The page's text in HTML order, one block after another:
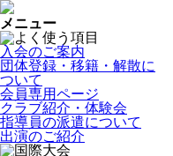
メニュー
入会のご案内
団体登録・移籍・解散に
ついて
会員専用ページ
クラブ紹介・体験会
指導員の派遣について
出演のご紹介